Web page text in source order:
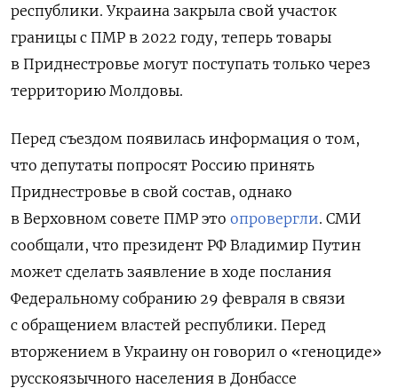
республики. Украина закрыла свой участок
границы с ПМР в 2022 году, теперь товары
в Приднестровье могут поступать только через
территорию Молдовы.
Перед съездом появилась информация о том,
что депутаты попросят Россию принять
Приднестровье в свой состав, однако
в Верховном совете ПМР это опровергли. СМИ
сообщали, что президент РФ Владимир Путин
может сделать заявление в ходе послания
Федеральному собранию 29 февраля в связи
с обращением властей республики. Перед
вторжением в Украину он говорил о «геноциде»
русскоязычного населения в Донбассе